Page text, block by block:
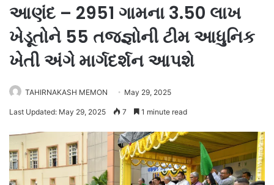
આણંદ – 2951 ગામના 3.50 લાખ
ખેડૂતોને 55 તજજ્ઞોની ટીમ આધુનિક
ખેતી અંગે માર્ગદર્શન આપશે
TAHIRNAKASH MEMON May 29, 2025
Last Updated: May 29, 2025 7 1 minute read